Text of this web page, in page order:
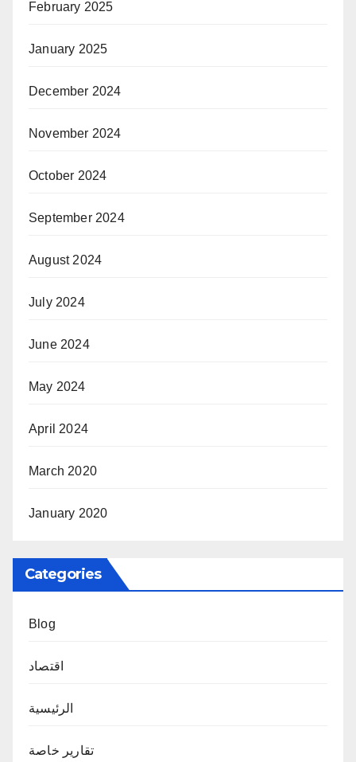
February 2025
January 2025
December 2024
November 2024
October 2024
September 2024
August 2024
July 2024
June 2024
May 2024
April 2024
March 2020
January 2020
Categories
Blog
اقتصاد
الرئيسية
تقارير خاصة